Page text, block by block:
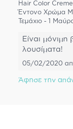
Hair Color
Έντονο Χρώμα
Τεμάχιο - 1
Eίναι
λουσίματα!
05/02/2020
Άφησε την